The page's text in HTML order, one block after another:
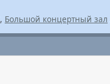
, Большой концертный зал